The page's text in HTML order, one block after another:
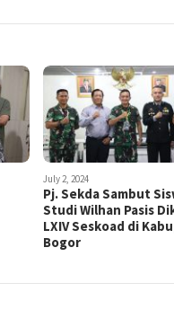
July 2, 2024
Pj. Sekda Sambut
Studi Wilhan Pasis
LXIV Seskoad di
Bogor